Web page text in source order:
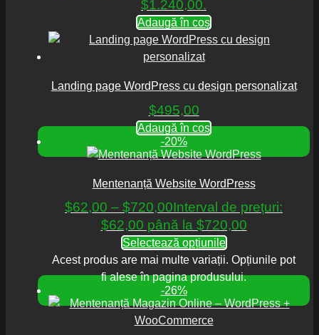
$1.240,00.
Adaugă în coș
Landing page WordPress cu design personalizat
$495,00
Adaugă în coș
-20%
Mentenanță Website WordPress
$62,00 – $720,00Interval de prețuri:
$62,00 până la $720,00
Selectează opțiunile
Acest produs are mai multe variații. Opțiunile pot
fi alese în pagina produsului.
-26%